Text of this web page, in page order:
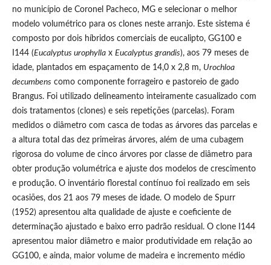
no município de Coronel Pacheco, MG e selecionar o melhor
modelo volumétrico para os clones neste arranjo. Este sistema é
composto por dois híbridos comerciais de eucalipto, GG100 e
I144 (Eucalyptus urophyllax Eucalyptus grandis), aos 79 meses de
idade, plantados em espaçamento de 14,0 x 2,8 m, Urochloa
decumbens como componente forrageiro e pastoreio de gado
Brangus. Foi utilizado delineamento inteiramente casualizado com
dois tratamentos (clones) e seis repetições (parcelas). Foram
medidos o diâmetro com casca de todas as árvores das parcelas e
a altura total das dez primeiras árvores, além de uma cubagem
rigorosa do volume de cinco árvores por classe de diâmetro para
obter produção volumétrica e ajuste dos modelos de crescimento
e produção. O inventário florestal contínuo foi realizado em seis
ocasiões, dos 21 aos 79 meses de idade. O modelo de Spurr
(1952) apresentou alta qualidade de ajuste e coeficiente de
determinação ajustado e baixo erro padrão residual. O clone I144
apresentou maior diâmetro e maior produtividade em relação ao
GG100, e ainda, maior volume de madeira e incremento médio